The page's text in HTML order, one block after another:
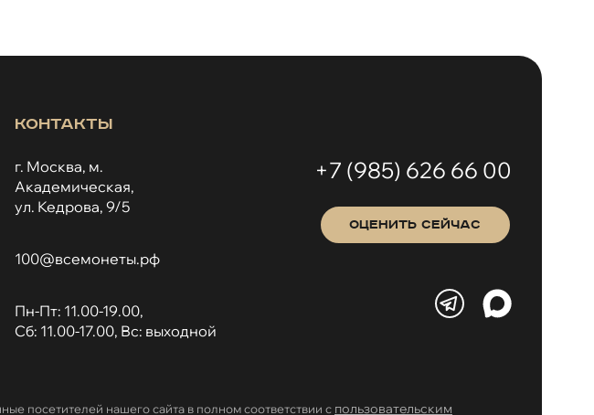
Контакты
г. Москва, м.
Академическая,
ул. Кедрова, 9/5
100@всемонеты.рф
Пн-Пт: 11.00-19.00,
Сб: 11.00-17.00, Вс: выходной
+7 (985) 626 66 00
ОЦЕНИТЬ СЕЙЧАС
посетителей нашего сайта в полном соответствии с пользовательским